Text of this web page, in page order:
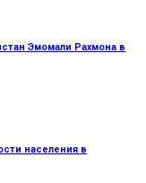
Эмомали Рахмона в
населения в